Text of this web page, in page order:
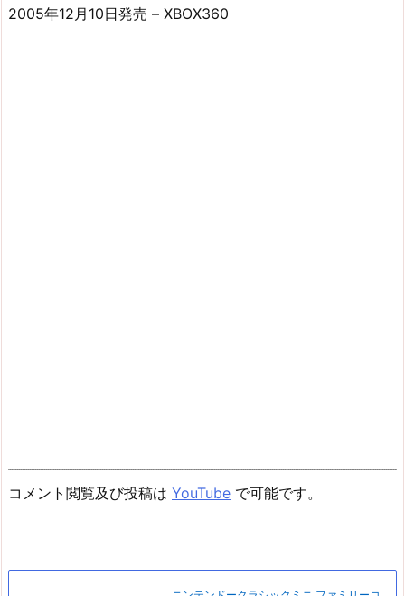
2005年12月10日発売 – XBOX360
コメント閲覧及び投稿は YouTube で可能です。